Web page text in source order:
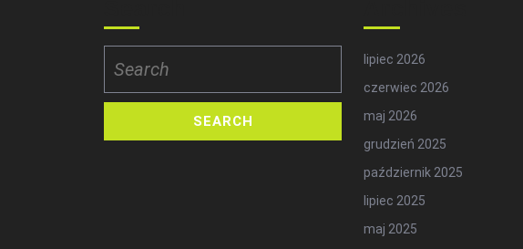
for:
lipiec 2026
czerwiec 2026
maj 2026
grudzień 2025
październik 2025
lipiec 2025
maj 2025